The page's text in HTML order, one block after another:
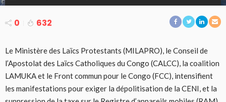
0 632
Le Ministère des Laïcs Protestants (MILAPRO), le Conseil de
l’Apostolat des Laïcs Catholiques du Congo (CALCC), la coalition
LAMUKA et le Front commun pour le Congo (FCC), intensifient
les manifestations pour exiger la dépolitisation de la CENI, et la